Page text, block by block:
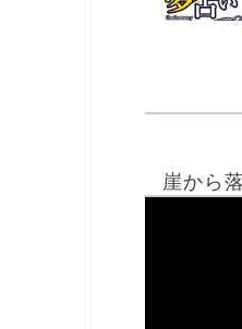
崖から